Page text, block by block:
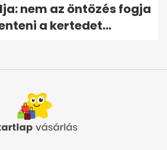
nem az öntözés fogja
a kertedet...